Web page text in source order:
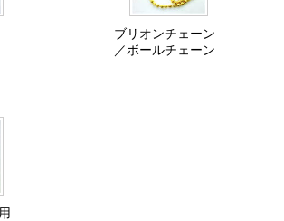
ブリオンチェーン
／ボールチェーン